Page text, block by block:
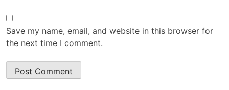
Save my name, email, and website in this browser for
the next time I comment.